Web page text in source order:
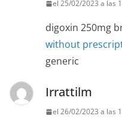
el 25/02/2023 a las
digoxin 250mg
without
generic
Irrattilm
el 26/02/2023 a las